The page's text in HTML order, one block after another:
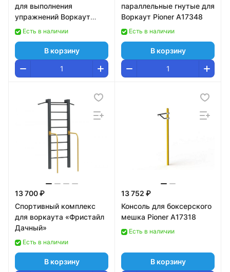
для выполнения
упражнений Воркаут
Pioner A16778
Есть в наличии
В корзину
параллельные гнутые для
Воркаут Pioner A17348
Есть в наличии
В корзину
13 700 ₽
Спортивный комплекс
для воркаута «Фристайл
Дачный»
Есть в наличии
В корзину
13 752 ₽
Консоль для боксерского
мешка Pioner A17318
Есть в наличии
В корзину